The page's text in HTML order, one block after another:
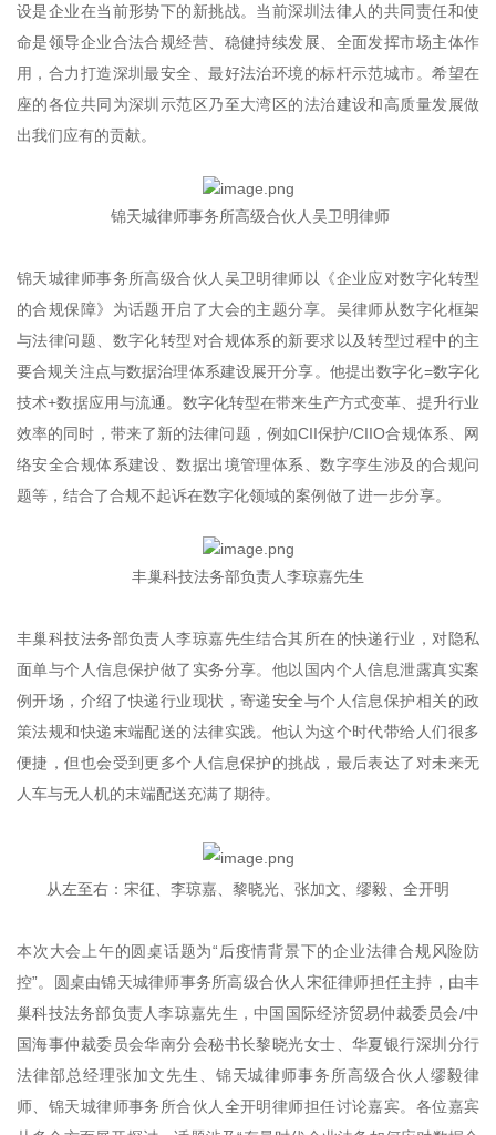
设是企业在当前形势下的新挑战。当前深圳法律人的共同责任和使
命是领导企业合法合规经营、稳健持续发展、全面发挥市场主体作
用，合力打造深圳最安全、最好法治环境的标杆示范城市。希望在
座的各位共同为深圳示范区乃至大湾区的法治建设和高质量发展做
出我们应有的贡献。
锦天城律师事务所高级合伙人吴卫明律师
锦天城律师事务所高级合伙人吴卫明律师以《企业应对数字化转型
的合规保障》为话题开启了大会的主题分享。吴律师从数字化框架
与法律问题、数字化转型对合规体系的新要求以及转型过程中的主
要合规关注点与数据治理体系建设展开分享。他提出数字化=数字化
技术+数据应用与流通。数字化转型在带来生产方式变革、提升行业
效率的同时，带来了新的法律问题，例如CII保护/CIIO合规体系、网
络安全合规体系建设、数据出境管理体系、数字孪生涉及的合规问
题等，结合了合规不起诉在数字化领域的案例做了进一步分享。
丰巢科技法务部负责人李琼嘉先生
丰巢科技法务部负责人李琼嘉先生结合其所在的快递行业，对隐私
面单与个人信息保护做了实务分享。他以国内个人信息泄露真实案
例开场，介绍了快递行业现状，寄递安全与个人信息保护相关的政
策法规和快递末端配送的法律实践。他认为这个时代带给人们很多
便捷，但也会受到更多个人信息保护的挑战，最后表达了对未来无
人车与无人机的末端配送充满了期待。
从左至右：宋征、李琼嘉、黎晓光、张加文、缪毅、全开明
本次大会上午的圆桌话题为“后疫情背景下的企业法律合规风险防
控”。圆桌由锦天城律师事务所高级合伙人宋征律师担任主持，由丰
巢科技法务部负责人李琼嘉先生，中国国际经济贸易仲裁委员会/中
国海事仲裁委员会华南分会秘书长黎晓光女士、华夏银行深圳分行
法律部总经理张加文先生、锦天城律师事务所高级合伙人缪毅律
师、锦天城律师事务所合伙人全开明律师担任讨论嘉宾。各位嘉宾